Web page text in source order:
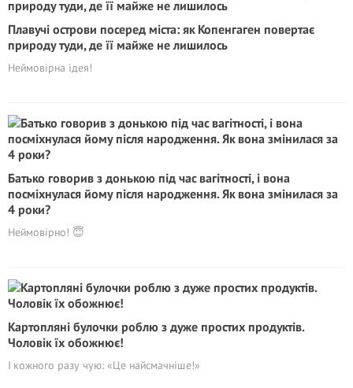
Плавучі острови посеред міста: як Копенгаген повертає
природу туди, де її майже не лишилось
Неймовірна ідея!
Батько говорив з донькою під час вагітності, і вона
посміхнулася йому після народження. Як вона змінилася за
4 роки?
Неймовірно! 😇
Картопляні булочки роблю з дуже простих продуктів.
Чоловік їх обожнює!
І кожного разу чую: «Це найсмачніше!»